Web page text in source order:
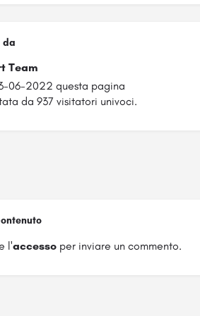
da
Team
06-2022 questa pagina
da 937 visitatori univoci.
l'accessoper inviare un commento.